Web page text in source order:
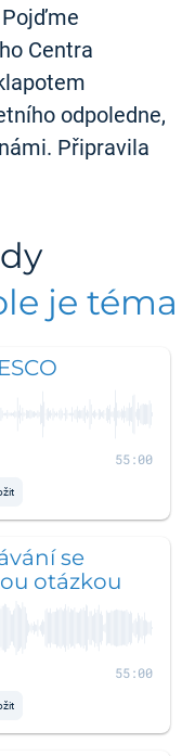
Centra
odpoledne,
Připravila
je téma
55:00
se
otázkou
55:00